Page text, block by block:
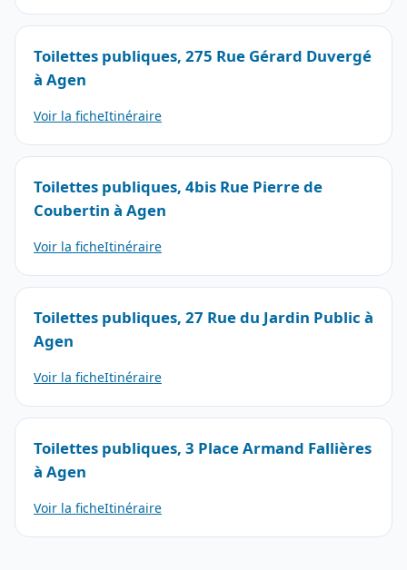
Toilettes publiques, 275 Rue Gérard Duvergé
à Agen
Voir la ficheItinéraire
Toilettes publiques, 4bis Rue Pierre de
Coubertin à Agen
Voir la ficheItinéraire
Toilettes publiques, 27 Rue du Jardin Public à
Agen
Voir la ficheItinéraire
Toilettes publiques, 3 Place Armand Fallières
à Agen
Voir la ficheItinéraire